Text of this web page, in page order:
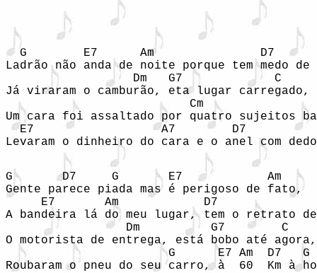
G        E7      Am               D7
Ladrão não anda de noite porque tem medo
                  Dm   G7             C
Já viraram o camburão, eta lugar carregado,
Cm
Um cara foi assaltado por quatro sujeitos
E7                  A7        D7
Levaram o dinheiro do cara e o anel com
G       D7     G       E7            Am
Gente parece piada mas é perigoso de fato,
E7       Am            D7
A bandeira lá do meu lugar, tem o retrato
                 Dm          G7        C
O motorista de entrega, está bobo até
G      E7 Am  D7
Roubaram o pneu do seu carro, à  60  Km